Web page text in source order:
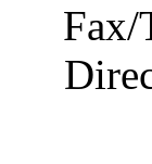
Fax/